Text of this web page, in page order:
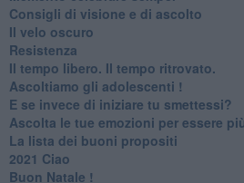
​Consigli di visione e di ascolto
​Il velo oscuro
Resistenza
​Il tempo libero. Il tempo ritrovato.
Ascoltiamo gli adolescenti !
​E se invece di iniziare tu smettessi?
​Ascolta le tue emozioni per essere
​La lista dei buoni propositi
2021 Ciao
Buon Natale !